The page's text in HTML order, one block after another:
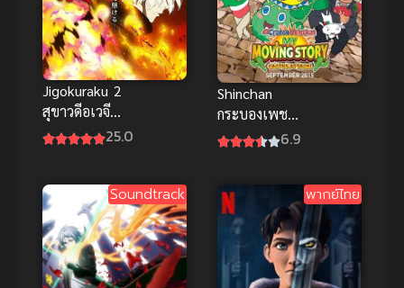
Jigokuraku 2
สุขาวดีอเวจี
พากย์ไทย ซับ25.0
Shinchan
กระบองเพชร
ยักษ์ ชินจัง
ไทยสุดยอด
ความฮา
6.9
Soundtrack พากย์ไทย